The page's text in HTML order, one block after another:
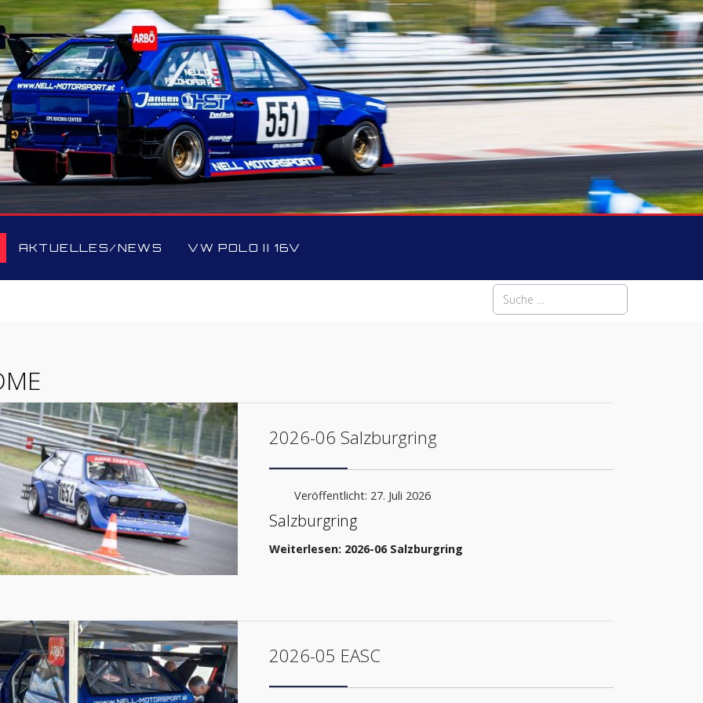
AKTUELLES/NEWS VW POLO II 16V
Suchen
2026-06 Salzburgring
Veröffentlicht: 27. Juli 2026
Salzburgring
Weiterlesen: 2026-06 Salzburgring
2026-05 EASC